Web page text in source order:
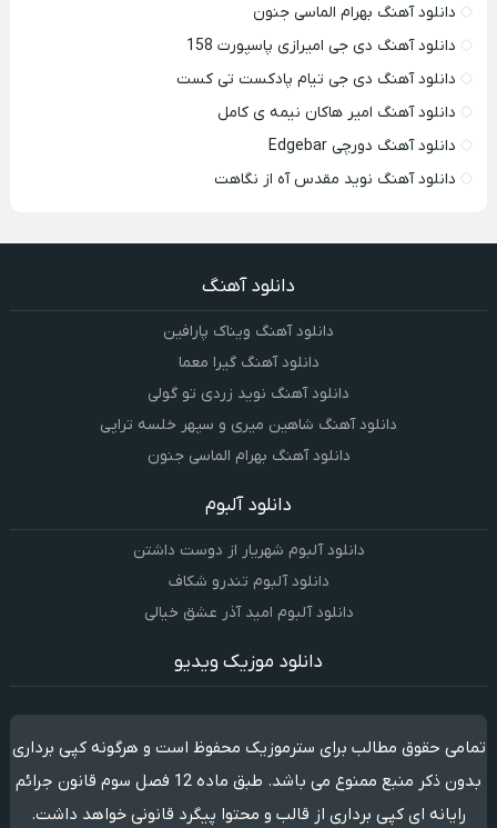
دانلود آهنگ بهرام الماسی جنون
دانلود آهنگ دی جی امیرازی پاسپورت 158
دانلود آهنگ دی جی تیام پادکست تی کست
دانلود آهنگ امیر هاکان نیمه ی کامل
دانلود آهنگ دورچی Edgebar
دانلود آهنگ نوید مقدس آه از نگاهت
دانلود آهنگ
دانلود آهنگ ویناک پارافین
دانلود آهنگ گیرا معما
دانلود آهنگ نوید زردی تو گولی
دانلود آهنگ شاهین میری و سپهر خلسه تراپی
دانلود آهنگ بهرام الماسی جنون
دانلود آلبوم
دانلود آلبوم شهریار از دوست داشتن
دانلود آلبوم تندرو شکاف
دانلود آلبوم امید آذر عشق خیالی
دانلود موزیک ویدیو
تمامی حقوق مطالب برای سترموزیک محفوظ است و هرگونه کپی برداری
بدون ذکر منبع ممنوع می باشد. طبق ماده 12 فصل سوم قانون جرائم
رایانه ای کپی برداری از قالب و محتوا پیگرد قانونی خواهد داشت.